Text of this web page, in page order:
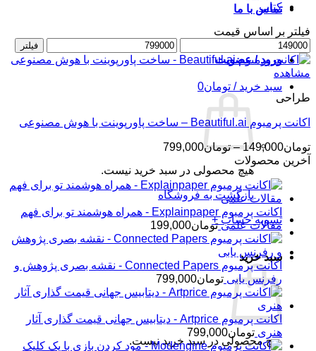
تماس با ما
ورود / عضویت
سبد خرید / تومان0
هیچ محصولی در سبد خرید نیست.
بازگشت به فروشگاه
تسویه حساب +
سبد خرید
هیچ محصولی در سبد خرید نیست.
کتاب
فیلتر بر اساس قیمت
حداقل
قیمت
حداکثر
قیمت
فیلتر
مشاهده
طراحی
اکانت پرمیوم Beautiful.ai – ساخت پاورپوینت با هوش مصنوعی
تومان149,000
– تومان799,000محدوده
تومان149,000
تا
تومان799,000
آخرین محصولات
اکانت پرمیوم Explainpaper - همراه هوشمند تو برای فهم
مقالات علمی تومان199,000
اکانت پرمیوم Connected Papers - نقشه بصری پژوهش و
رفرنس یابی تومان799,000
اکانت پرمیوم Artprice - دیتابیس جهانی قیمت ‌گذاری آثار
هنری تومان799,000